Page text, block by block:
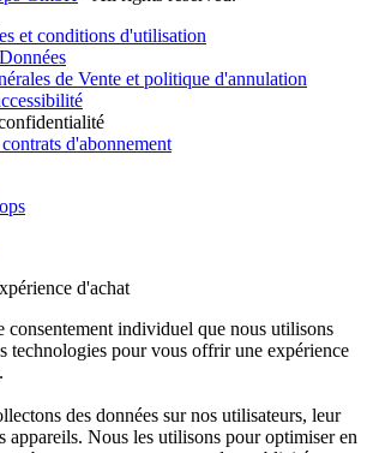
et conditions d'utilisation
de Vente et politique d'annulation
d'abonnement
d'achat
consentement individuel que nous utilisons
technologies pour vous offrir une expérience
des données sur nos utilisateurs, leur
appareils. Nous les utilisons pour optimiser en